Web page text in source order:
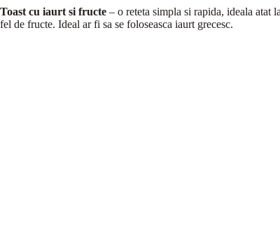
Toast cu iaurt si fructe – o reteta simpla si rapida, ideala atat
fel de fructe. Ideal ar fi sa se foloseasca iaurt grecesc.